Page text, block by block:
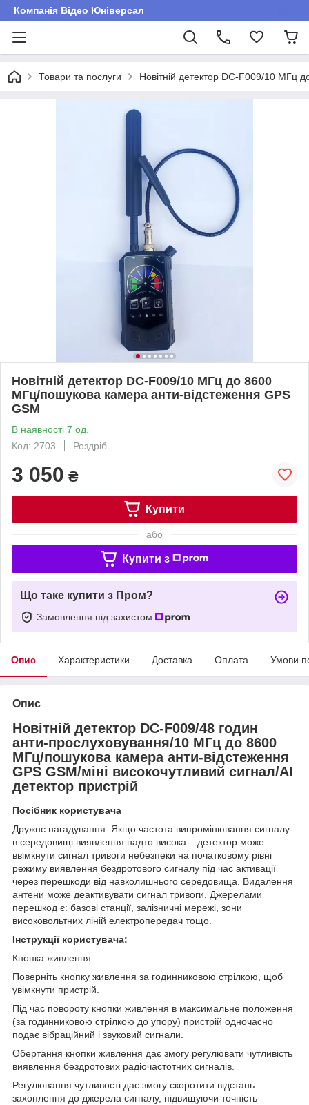
Компанія Відео Юніверсал
Товари та послуги Новітній детектор DC-F009/10 МГц
Новітній детектор DC-F009/10 МГц до 8600
МГц/пошукова камера анти-відстеження GPS
GSM
В наявності 7 од.
Код: 2703
Роздріб
3 050 ₴
Купити
або
Купити з
Що таке купити з Пром?
Замовлення під захистом
Опис Характеристики Доставка Оплата Умови
Опис
Новітній детектор DC-F009/48 годин
анти-прослуховування/10 МГц до 8600
МГц/пошукова камера анти-відстеження
GPS GSM/міні високочутливий сигнал/AI
детектор пристрій
Посібник користувача
Дружнє нагадування: Якщо частота випромінювання сигналу
в середовищі виявлення надто висока... детектор може
ввімкнути сигнал тривоги небезпеки на початковому рівні
режиму виявлення бездротового сигналу під час активації
через перешкоди від навколишнього середовища. Видалення
антени може деактивувати сигнал тривоги. Джерелами
перешкод є: базові станції, залізничні мережі, зони
високовольтних ліній електропередач тощо.
Інструкції користувача:
Кнопка живлення:
Поверніть кнопку живлення за годинниковою стрілкою, щоб
увімкнути пристрій.
Під час повороту кнопки живлення в максимальне положення
(за годинниковою стрілкою до упору) пристрій одночасно
подає вібраційний і звуковий сигнали.
Обертання кнопки живлення дає змогу регулювати чутливість
виявлення бездротових радіочастотних сигналів.
Регулювання чутливості дає змогу скоротити відстань
захоплення до джерела сигналу, підвищуючи точність